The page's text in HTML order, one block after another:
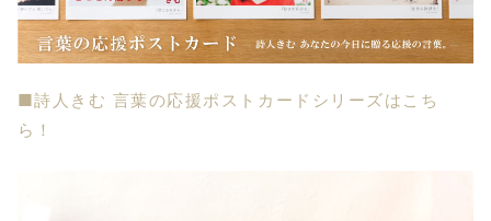
■詩人きむ 言葉の応援ポストカードシリーズはこち
ら！